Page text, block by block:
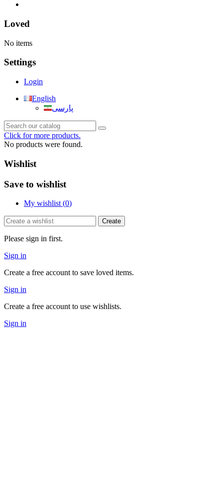
Loved
No items
Settings
Login
English
پارسی
Click for more products.
No products were found.
Wishlist
Save to wishlist
My wishlist (0)
Create
Please sign in first.
Sign in
Create a free account to save loved items.
Sign in
Create a free account to use wishlists.
Sign in